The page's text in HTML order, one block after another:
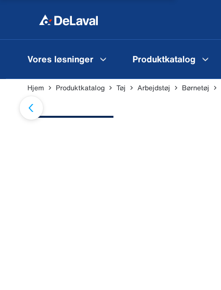
Vores løsninger Produktkatalog
Hjem Produktkatalog Tøj Arbejdstøj Børnetøj